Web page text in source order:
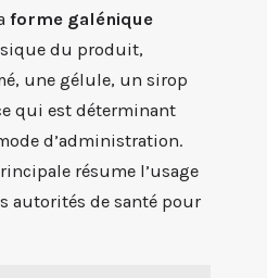
forme galénique
du produit,
une gélule, un sirop
qui est déterminant
d’administration.
résume l’usage
autorités de santé pour